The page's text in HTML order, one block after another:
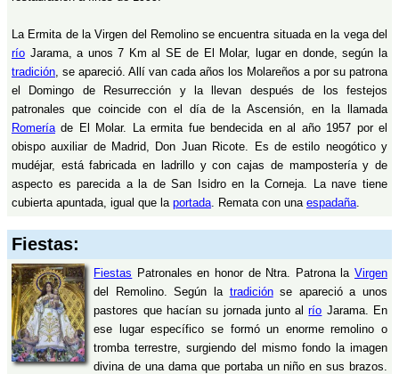
La Ermita de la Virgen del Remolino se encuentra situada en la vega del
río Jarama, a unos 7 Km al SE de El Molar, lugar en donde, según la
tradición, se apareció. Allí van cada años los Molareños a por su patrona
el Domingo de Resurrección y la llevan después de los festejos
patronales que coincide con el día de la Ascensión, en la llamada
Romeríade El Molar. La ermita fue bendecida en al año 1957 por el
obispo auxiliar de Madrid, Don Juan Ricote. Es de estilo neogótico y
mudéjar, está fabricada en ladrillo y con cajas de mampostería y de
aspecto es parecida a la de San Isidro en la Corneja. La nave tiene
cubierta apuntada, igual que la portada. Remata con una espadaña.
Fiestas:
Fiestas Patronales en honor de Ntra. Patrona la Virgen
del Remolino. Según la tradiciónse apareció a unos
pastores que hacían su jornada junto alrío Jarama. En
ese lugar específico se formó un enorme remolino o
tromba terrestre, surgiendo del mismo fondo la imagen
divina de una dama que portaba un niño en sus brazos.